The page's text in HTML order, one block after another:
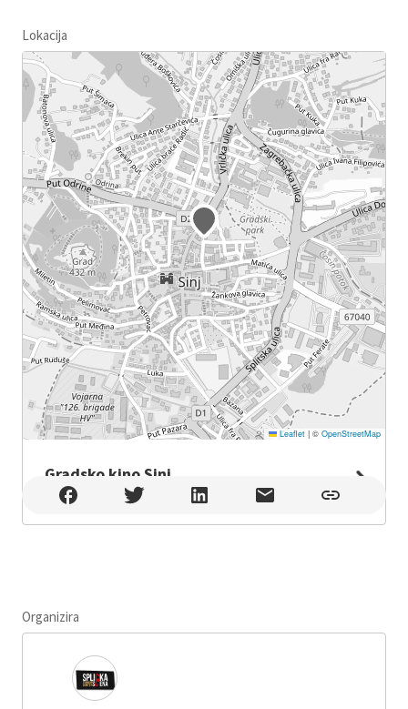
Lokacija
Leaflet |© OpenStreetMap
Gradsko kino Sinj
Gradsko kino Sinj , Sinj
Organizira